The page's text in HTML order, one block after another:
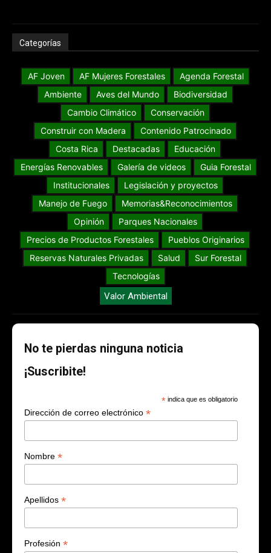
Categorías
AF Joven AF Mujeres Forestales
Agenda Forestal
Ambiente
Aves del Mundo
Biodiversidad
Cambio Climático
Conservación
Construir con Madera
Contenido Patrocinado
Costa Rica
Destacadas
Educación
Energías Renovables
Galería de videos
Guia Forestal
Institucionales
Legislación y proyectos
Manejo de Fuego
Memorias&Reconocimientos
Opinión
Parques Nacionales
Precios de Productos Forestales
Pueblos Originarios
Reservas Naturales Privadas
Salud
Sur Forestal
Tecnologías
Valor Ambiental
No te pierdas ninguna noticia
¡Suscribite!
* indica que es obligatorio
Dirección de correo electrónico *
Nombre *
Apellidos *
Profesión *